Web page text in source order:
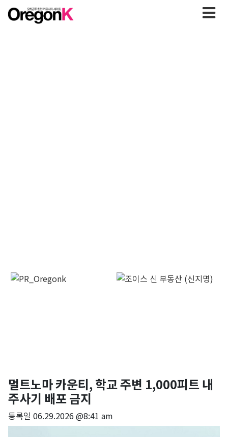
멀트노마 카운티, 학교 주변 1,000피트 내
주사기 배포 금지
등록일 06.29.2026 @8:41 am